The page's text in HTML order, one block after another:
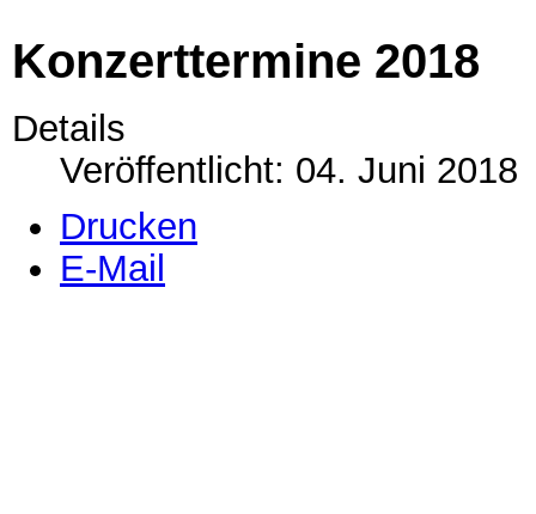
Konzerttermine 2018
Details
Veröffentlicht: 04. Juni 2018
Drucken
E-Mail